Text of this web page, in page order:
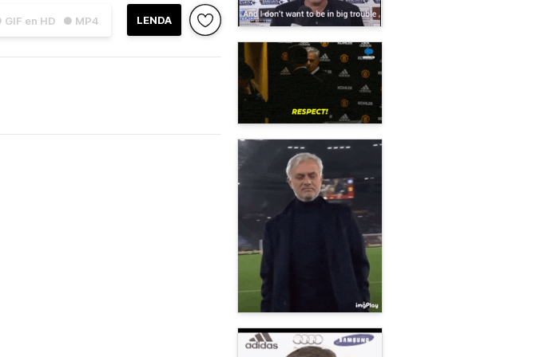
GIF en HD ● MP4 LENDA